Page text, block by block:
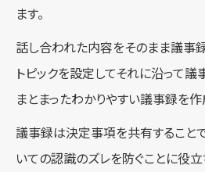
ます。
話し合われた内容をそのまま議事録
トピックを設定してそれに沿って議
まとまったわかりやすい議事録を作
議事録は決定事項を共有すること
いての認識のズレを防ぐことに役立